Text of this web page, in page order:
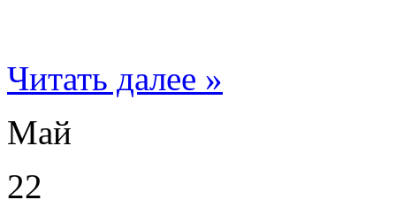
Читать далее »
Май
22